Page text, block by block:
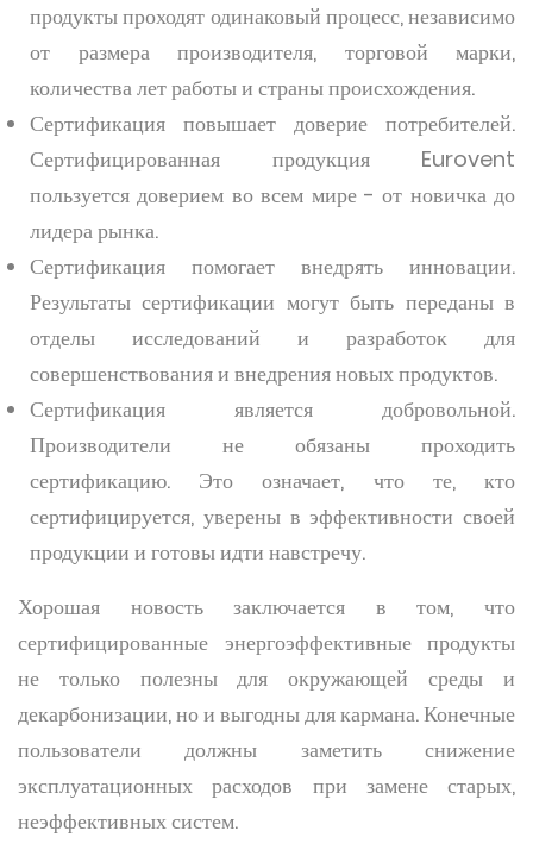
продукты проходят одинаковый процесс, независимо
от размера производителя, торговой марки,
количества лет работы и страны происхождения.
Сертификация повышает доверие потребителей.
Сертифицированная продукция Eurovent
пользуется доверием во всем мире - от новичка до
лидера рынка.
Сертификация помогает внедрять инновации.
Результаты сертификации могут быть переданы в
отделы исследований и разработок для
совершенствования и внедрения новых продуктов.
Сертификация является добровольной.
Производители не обязаны проходить
сертификацию. Это означает, что те, кто
сертифицируется, уверены в эффективности своей
продукции и готовы идти навстречу.
Хорошая новость заключается в том, что
сертифицированные энергоэффективные продукты
не только полезны для окружающей среды и
декарбонизации, но и выгодны для кармана. Конечные
пользователи должны заметить снижение
эксплуатационных расходов при замене старых,
неэффективных систем.